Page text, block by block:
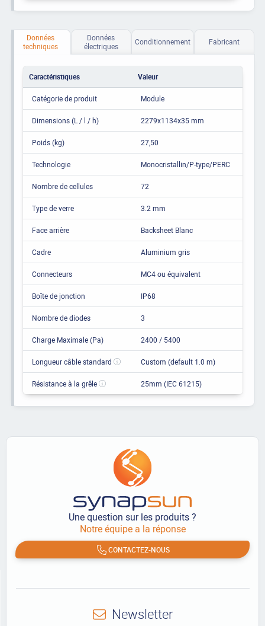
Données
techniques
Données
électriques
Conditionnement Fabricant
Caractéristiques Valeur
Catégorie de produit Module
Dimensions (L / l / h) 2279x1134x35 mm
Poids (kg) 27,50
Technologie Monocristallin/P-type/PERC
Nombre de cellules 72
Type de verre 3.2 mm
Face arrière Backsheet Blanc
Cadre Aluminium gris
Connecteurs MC4 ou équivalent
Boîte de jonction IP68
Nombre de diodes 3
Charge Maximale (Pa) 2400 / 5400
Longueur câble standard Custom (default 1.0 m)
Résistance à la grêle 25mm (IEC 61215)
Une question sur les produits ?
Notre équipe a la réponse
CONTACTEZ-NOUS
Newsletter